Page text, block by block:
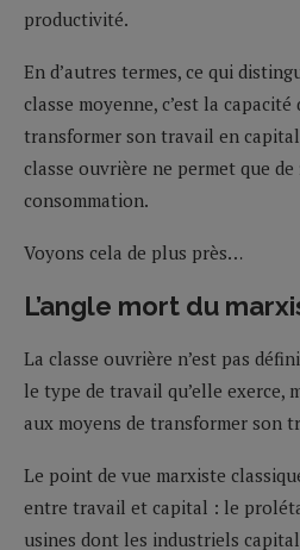
productivité.
En d’autres termes, ce qui
classe moyenne, c’est la
transformer son travail en
classe ouvrière ne permet que
consommation.
Voyons cela de plus près…
L’angle mort du
La classe ouvrière n’est pas
le type de travail qu’elle exerce,
aux moyens de transformer son
Le point de vue marxiste
entre travail et capital : le
usines dont les industriels